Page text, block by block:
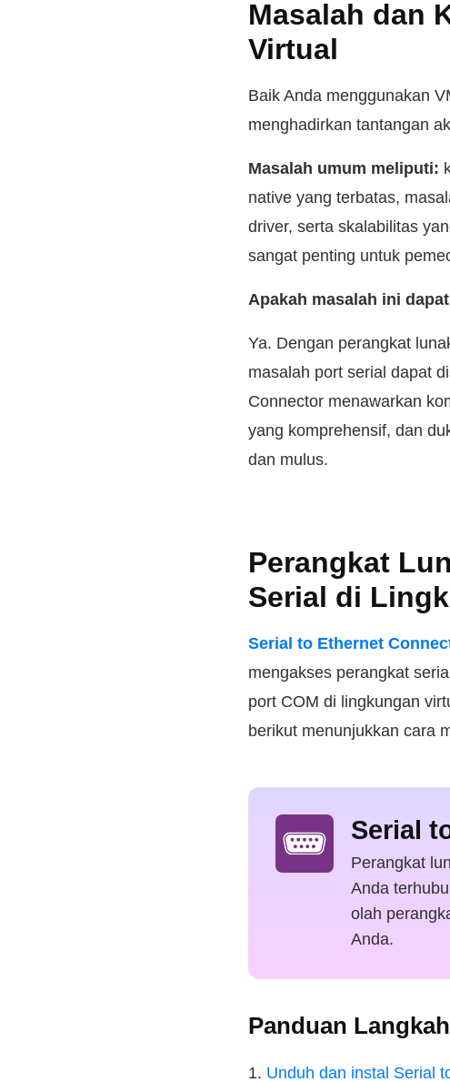
Masalah dan
Virtual
Baik Anda menggunakan
menghadirkan tantangan
Masalah umum meliputi:
native yang terbatas,
driver, serta skalabilitas
sangat penting untuk
Apakah masalah ini
Ya. Dengan perangkat
masalah port serial dapat
Connector menawarkan
yang komprehensif, dan
dan mulus.
Perangkat
Serial di
Serial to Ethernet
mengakses perangkat
port COM di lingkungan
berikut menunjukkan cara
Serial
Perangkat
Anda
olah
Anda.
Panduan
1. Unduh dan instal Serial